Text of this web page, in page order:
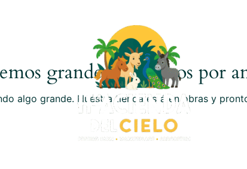
grandes proyectos por
algo grande. Nuestra tienda está en obras y